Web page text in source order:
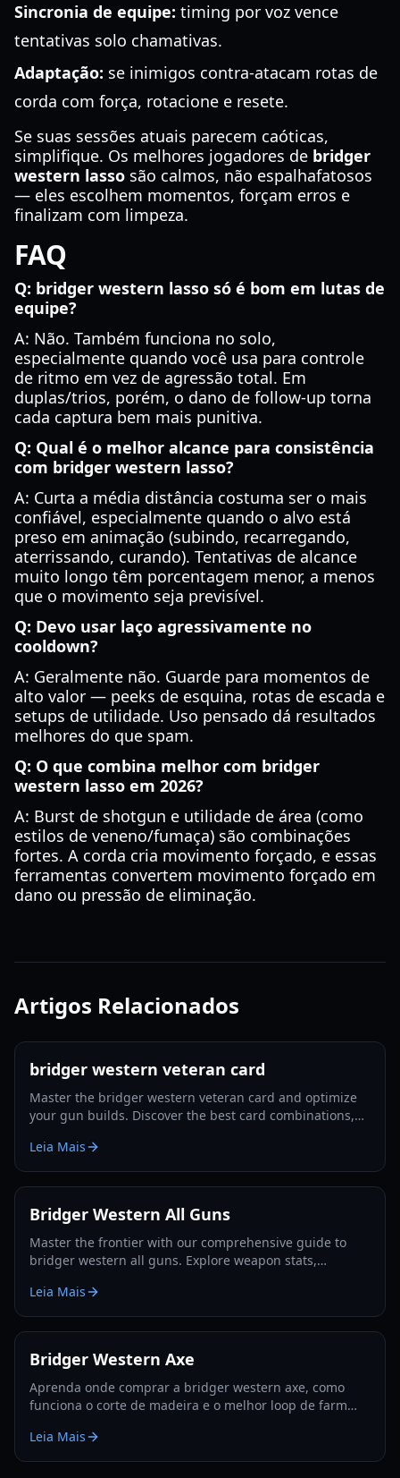
Sincronia de equipe: timing por voz vence
tentativas solo chamativas.
Adaptação: se inimigos contra-atacam rotas de
corda com força, rotacione e resete.
Se suas sessões atuais parecem caóticas,
simplifique. Os melhores jogadores de bridger
western lasso são calmos, não espalhafatosos
— eles escolhem momentos, forçam erros e
finalizam com limpeza.
FAQ
Q: bridger western lasso só é bom em lutas de
equipe?
A: Não. Também funciona no solo,
especialmente quando você usa para controle
de ritmo em vez de agressão total. Em
duplas/trios, porém, o dano de follow-up torna
cada captura bem mais punitiva.
Q: Qual é o melhor alcance para consistência
com bridger western lasso?
A: Curta a média distância costuma ser o mais
confiável, especialmente quando o alvo está
preso em animação (subindo, recarregando,
aterrissando, curando). Tentativas de alcance
muito longo têm porcentagem menor, a menos
que o movimento seja previsível.
Q: Devo usar laço agressivamente no
cooldown?
A: Geralmente não. Guarde para momentos de
alto valor — peeks de esquina, rotas de escada e
setups de utilidade. Uso pensado dá resultados
melhores do que spam.
Q: O que combina melhor com bridger
western lasso em 2026?
A: Burst de shotgun e utilidade de área (como
estilos de veneno/fumaça) são combinações
fortes. A corda cria movimento forçado, e essas
ferramentas convertem movimento forçado em
dano ou pressão de eliminação.
Artigos Relacionados
bridger western veteran card
Master the bridger western veteran card and optimize
your gun builds. Discover the best card combinations,
Leia Mais
Bridger Western All Guns
Master the frontier with our comprehensive guide to
bridger western all guns. Explore weapon stats,
Leia Mais
Bridger Western Axe
Aprenda onde comprar a bridger western axe, como
funciona o corte de madeira e o melhor loop de farm
Leia Mais